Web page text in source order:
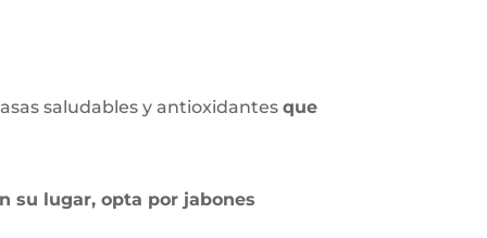
saludables y antioxidantesque
su lugar, opta por jabones